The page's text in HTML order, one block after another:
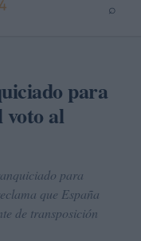
⌕
para
voto al
para
que España
de transposición